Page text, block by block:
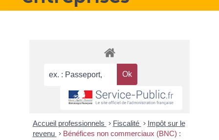
Accueil professionnels > Fiscalité > Impôt sur le
revenu > Bénéfices non commerciaux (BNC) :